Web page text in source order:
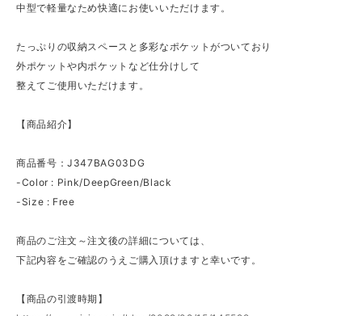
中型で軽量なため快適にお使いいただけます。
たっぷりの収納スペースと多彩なポケットがついており
外ポケットや内ポケットなど仕分けして
整えてご使用いただけます。
【商品紹介】
商品番号：J347BAG03DG
-Color : Pink/DeepGreen/Black
-Size : Free
商品のご注文～注文後の詳細については、
下記内容をご確認のうえご購入頂けますと幸いです。
【商品の引渡時期】